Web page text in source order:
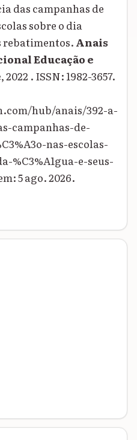
das campanhas de
sobre o dia
rebatimentos. Anais
Educação e
, 2022 . ISSN: 1982-3657.
hub/anais/392-a-
campanhas-de-
nas-escolas-
%C3%A1gua-e-seus-
5 ago. 2026.